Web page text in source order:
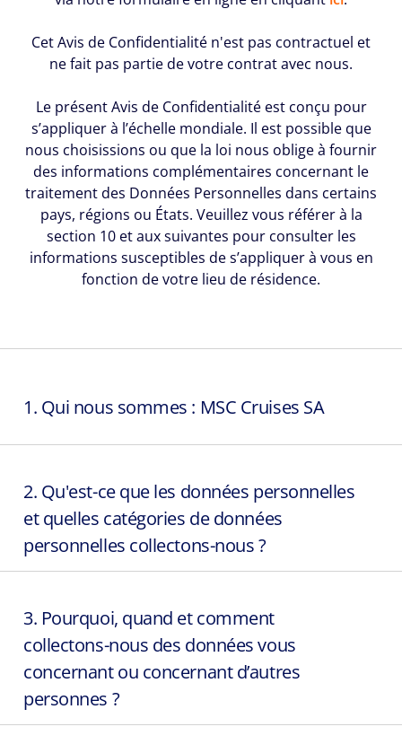
Cet Avis de Confidentialité n'est pas contractuel et
ne fait pas partie de votre contrat avec nous.
Le présent Avis de Confidentialité est conçu pour
s’appliquer à l’échelle mondiale. Il est possible que
nous choisissions ou que la loi nous oblige à fournir
des informations complémentaires concernant le
traitement des Données Personnelles dans certains
pays, régions ou États. Veuillez vous référer à la
section 10 et aux suivantes pour consulter les
informations susceptibles de s’appliquer à vous en
fonction de votre lieu de résidence.
1. Qui nous sommes : MSC Cruises SA
2. Qu'est-ce que les données personnelles
et quelles catégories de données
personnelles collectons-nous ?
3. Pourquoi, quand et comment
collectons-nous des données vous
concernant ou concernant d’autres
personnes ?